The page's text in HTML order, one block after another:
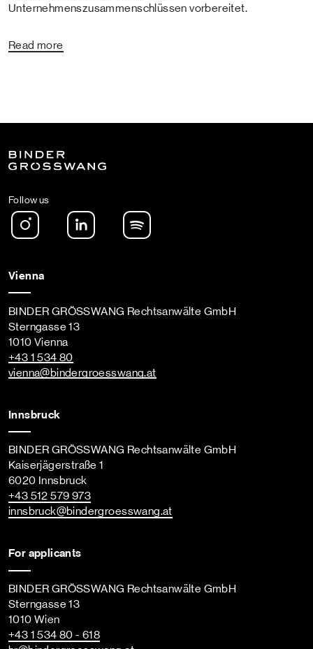
Unternehmenszusammenschlüssen vorbereitet.
Read more
Follow us
Instagram LinkedIn
Vienna
BINDER GRÖSSWANG Rechtsanwälte GmbH
Sterngasse 13
1010 Vienna
+43 1 534 80
vienna@bindergroesswang.at
Innsbruck
BINDER GRÖSSWANG Rechtsanwälte GmbH
Kaiserjägerstraße 1
6020 Innsbruck
+43 512 579 973
innsbruck@bindergroesswang.at
For applicants
BINDER GRÖSSWANG Rechtsanwälte GmbH
Sterngasse 13
1010 Wien
+43 1 534 80 - 618